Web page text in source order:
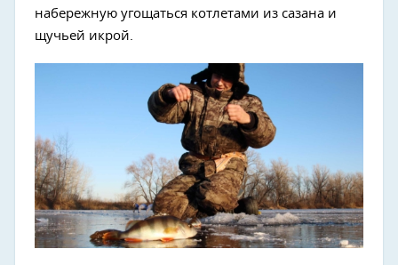
набережную угощаться котлетами из сазана и
щучьей икрой.